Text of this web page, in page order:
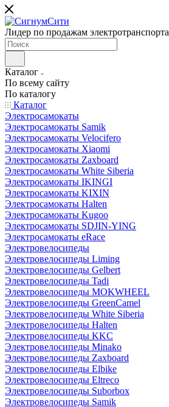
Лидер по продажам электротранспорта
Каталог
По всему сайту
По каталогу
Каталог
Электросамокаты
Электросамокаты Samik
Электросамокаты Velocifero
Электросамокаты Xiaomi
Электросамокаты Zaxboard
Электросамокаты White Siberia
Электросамокаты IKINGI
Электросамокаты KIXIN
Электросамокаты Halten
Электросамокаты Kugoo
Электросамокаты SDJIN-YING
Электросамокаты eRace
Электровелосипеды
Электровелосипеды Liming
Электровелосипеды Gelbert
Электровелосипеды Tadi
Электровелосипеды MOKWHEEL
Электровелосипеды GreenCamel
Электровелосипеды White Siberia
Электровелосипеды Halten
Электровелосипеды KKC
Электровелосипеды Minako
Электровелосипеды Zaxboard
Электровелосипеды Elbike
Электровелосипеды Eltreco
Электровелосипеды Suborbox
Электровелосипеды Samik